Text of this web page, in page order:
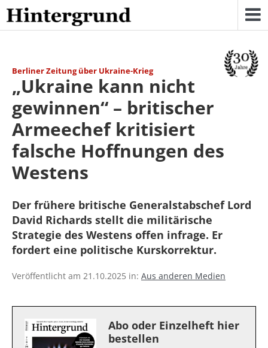
Skip
to
content
Berliner Zeitung über Ukraine-Krieg
„Ukraine kann nicht
gewinnen“ – britischer
Armeechef kritisiert
falsche Hoffnungen des
Westens
Der frühere britische Generalstabschef Lord
David Richards stellt die militärische
Strategie des Westens offen infrage. Er
fordert eine politische Kurskorrektur.
Veröffentlicht am 21.10.2025 in: Aus anderen Medien
Abo oder Einzelheft hier
bestellen